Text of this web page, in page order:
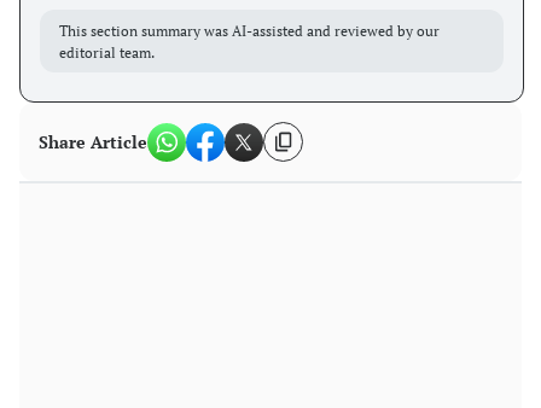
This section summary was AI-assisted and reviewed by our
editorial team.
Share Article